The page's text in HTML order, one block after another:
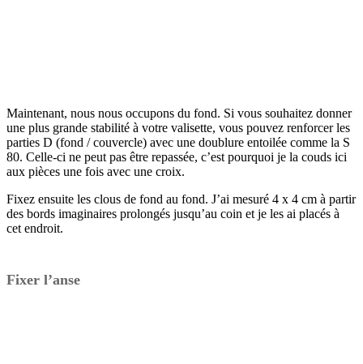
Maintenant, nous nous occupons du fond. Si vous souhaitez donner
une plus grande stabilité à votre valisette, vous pouvez renforcer les
parties D (fond / couvercle) avec une doublure entoilée comme la S
80. Celle-ci ne peut pas être repassée, c’est pourquoi je la couds ici
aux pièces une fois avec une croix.
Fixez ensuite les clous de fond au fond. J’ai mesuré 4 x 4 cm à partir
des bords imaginaires prolongés jusqu’au coin et je les ai placés à
cet endroit.
Fixer l’anse